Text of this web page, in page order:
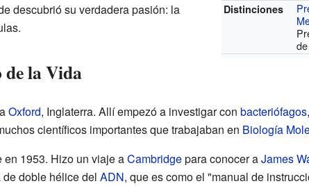
Distinciones
descubrió su verdadera pasión: la
de la Vida
Oxford, Inglaterra. Allí empezó a investigar con bacteriófagos
científicos importantes que trabajaban en Biología
en 1953. Hizo un viaje aCambridgepara conocer aJames
doble hélice del ADN, que es como el "manual de